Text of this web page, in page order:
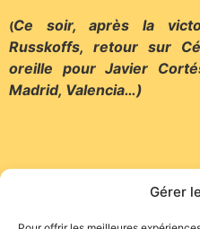
Gérer
(Ce soir, après la
Russkoffs, retour sur
oreille pour Javier
Madrid, Valencia…)